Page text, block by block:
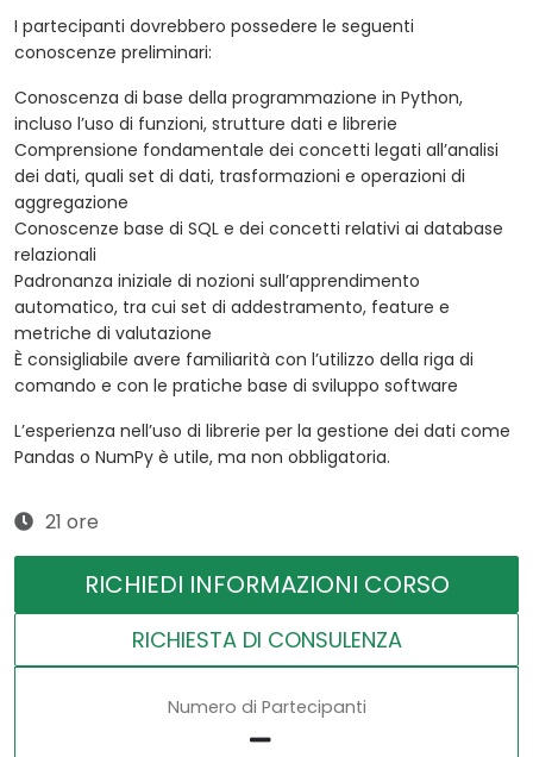
I partecipanti dovrebbero possedere le seguenti
conoscenze preliminari:
Conoscenza di base della programmazione in Python,
incluso l’uso di funzioni, strutture dati e librerie
Comprensione fondamentale dei concetti legati all’analisi
dei dati, quali set di dati, trasformazioni e operazioni di
aggregazione
Conoscenze base di SQL e dei concetti relativi ai database
relazionali
Padronanza iniziale di nozioni sull’apprendimento
automatico, tra cui set di addestramento, feature e
metriche di valutazione
È consigliabile avere familiarità con l’utilizzo della riga di
comando e con le pratiche base di sviluppo software
L’esperienza nell’uso di librerie per la gestione dei dati come
Pandas o NumPy è utile, ma non obbligatoria.
21 ore
RICHIEDI INFORMAZIONI CORSO
RICHIESTA DI CONSULENZA
Numero di Partecipanti